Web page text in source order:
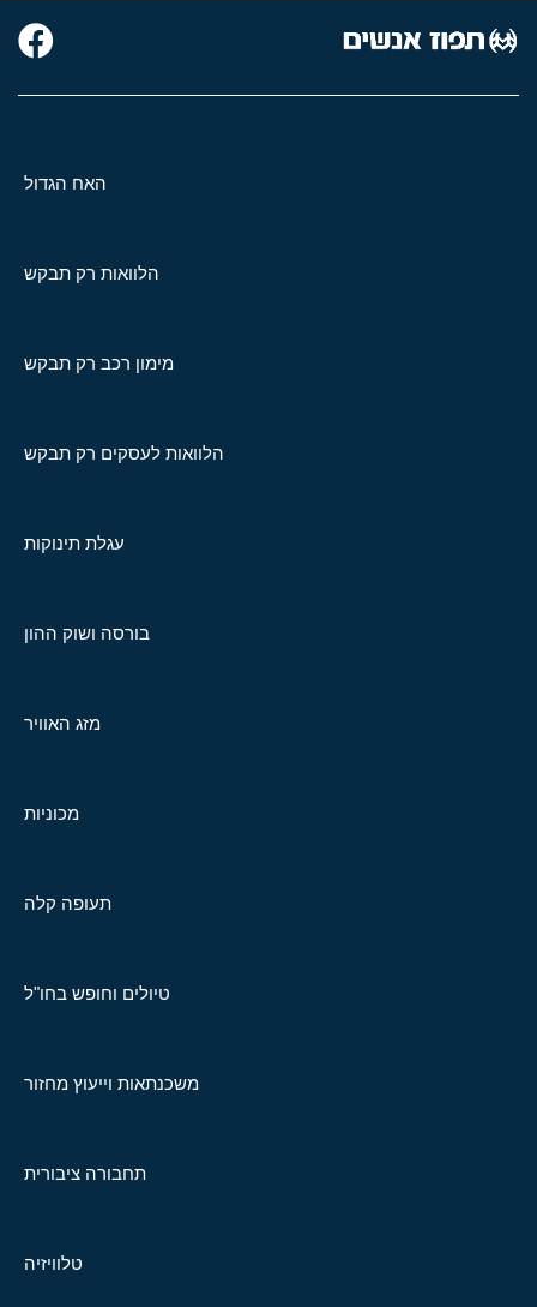
האח הגדול
הלוואות רק תבקש
מימון רכב רק תבקש
הלוואות לעסקים רק תבקש
עגלת תינוקות
בורסה ושוק ההון
מזג האוויר
מכוניות
תעופה קלה
טיולים וחופש בחו"ל
משכנתאות וייעוץ מחזור
תחבורה ציבורית
טלוויזיה